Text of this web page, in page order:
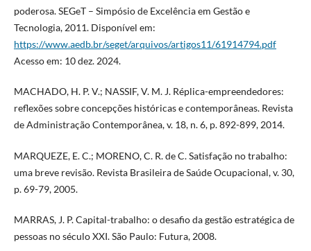
poderosa. SEGeT – Simpósio de Excelência em Gestão e
Tecnologia, 2011. Disponível em:
https://www.aedb.br/seget/arquivos/artigos11/61914794.pdf
Acesso em: 10 dez. 2024.
MACHADO, H. P. V.; NASSIF, V. M. J. Réplica-empreendedores:
reflexões sobre concepções históricas e contemporâneas. Revista
de Administração Contemporânea, v. 18, n. 6, p. 892-899, 2014.
MARQUEZE, E. C.; MORENO, C. R. de C. Satisfação no trabalho:
uma breve revisão. Revista Brasileira de Saúde Ocupacional, v. 30,
p. 69-79, 2005.
MARRAS, J. P. Capital-trabalho: o desafio da gestão estratégica de
pessoas no século XXI. São Paulo: Futura, 2008.